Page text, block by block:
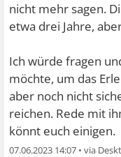
nicht mehr sagen.
etwa drei Jahre,
Ich würde fragen
möchte, um das
aber noch nicht
reichen. Rede mit
könnt euch einigen.
07.06.2023 14:07 •